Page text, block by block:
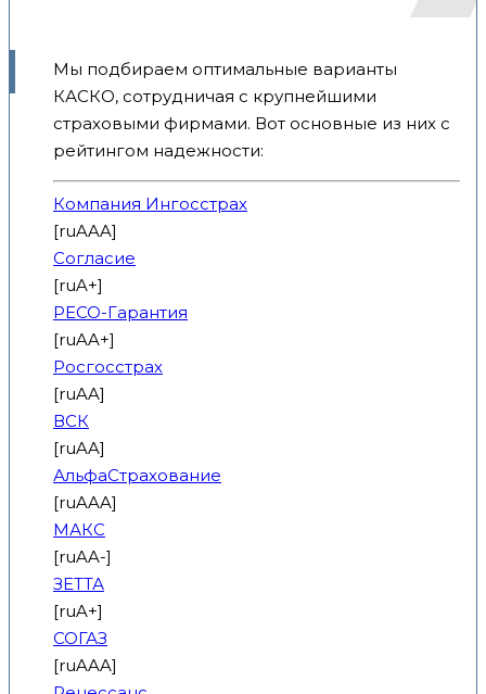
Мы подбираем оптимальные варианты
КАСКО, сотрудничая с крупнейшими
страховыми фирмами. Вот основные из них с
рейтингом надежности:
Компания Ингосстрах
[ruAAA]
Согласие
[ruA+]
РЕСО-Гарантия
[ruAA+]
Росгосстрах
[ruAA]
ВСК
[ruAA]
АльфаСтрахование
[ruAAA]
МАКС
[ruAA-]
ЗЕТТА
[ruA+]
СОГАЗ
[ruAAA]